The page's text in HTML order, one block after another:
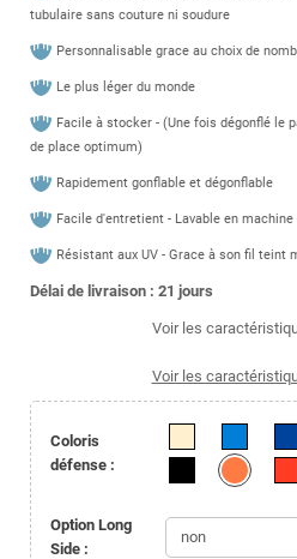
tubulaire sans couture ni soudure
Personnalisable grace au choix de
Le plus léger du monde
Facile à stocker - (Une fois dégonflé le
de place optimum)
Rapidement gonflable et dégonflable
Facile d'entretient - Lavable en machine
Résistant aux UV - Grace à son fil teint
Délai de livraison : 21 jours
Voir les
Voir les
Coloris
défense :
Option Long
Side :